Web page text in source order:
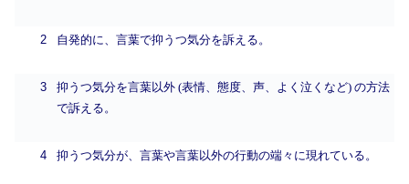
2 自発的に、言葉で抑うつ気分を訴える。
3
抑うつ気分を言葉以外 (表情、態度、声、よく泣くなど) の方法
で訴える。
4 抑うつ気分が、言葉や言葉以外の行動の端々に現れている。